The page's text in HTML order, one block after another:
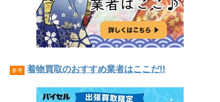
参考 着物買取のおすすめ業者はここだ!!